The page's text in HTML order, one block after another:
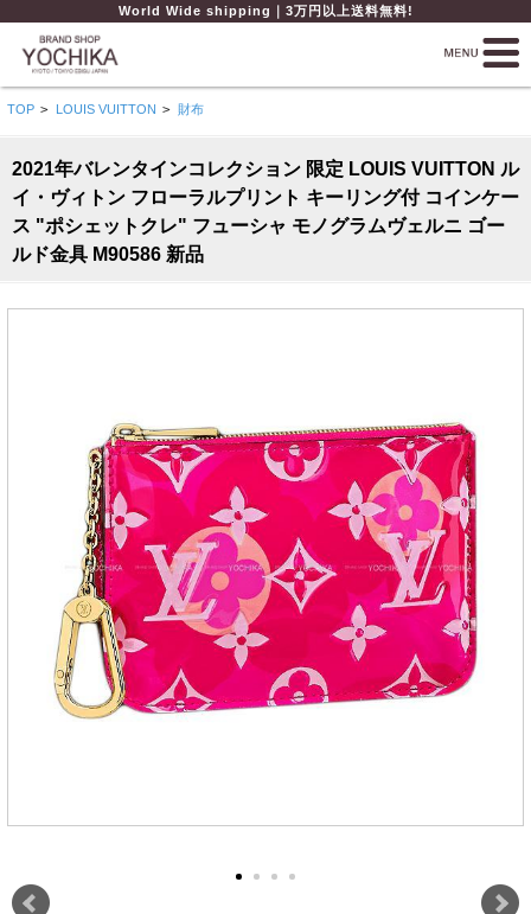
World Wide shipping｜3万円以上送料無料!
TOP > LOUIS VUITTON > 財布
2021年バレンタインコレクション 限定 LOUIS VUITTON ル
イ・ヴィトン フローラルプリント キーリング付 コインケー
ス "ポシェットクレ" フューシャ モノグラムヴェルニ ゴー
ルド金具 M90586 新品